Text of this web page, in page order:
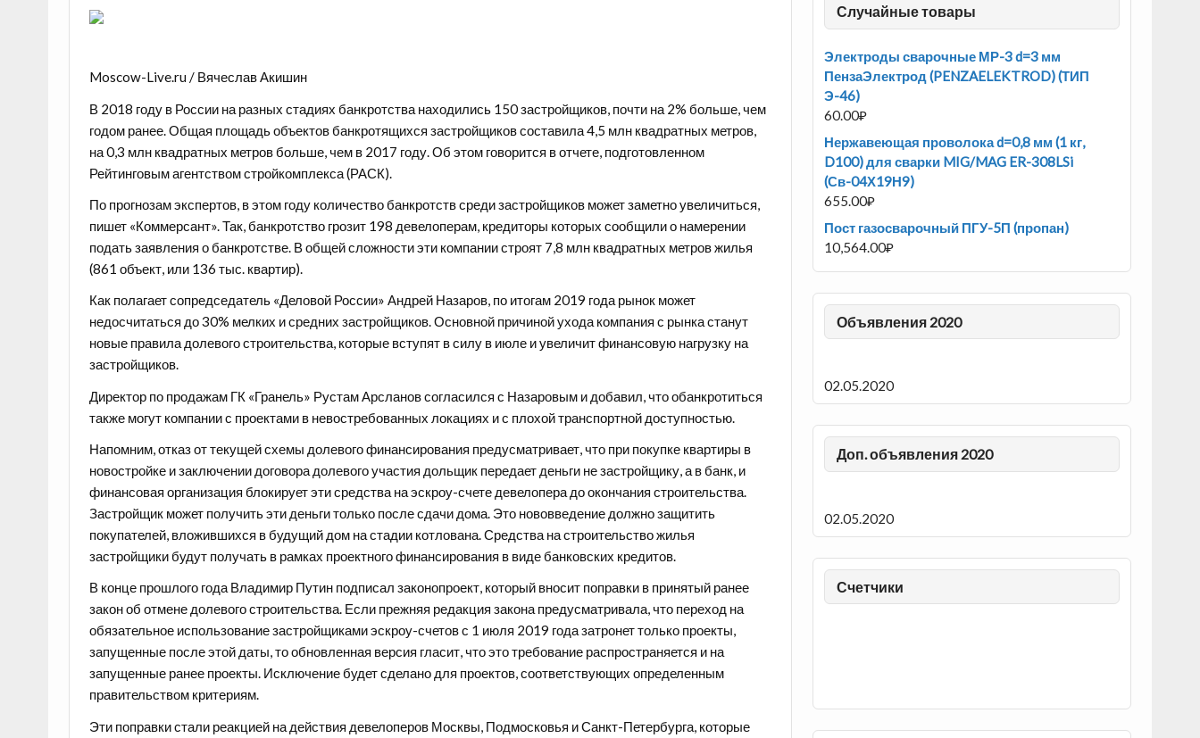
Moscow-Live.ru / Вячеслав Акишин
В 2018 году в России на разных стадиях банкротства находились 150 застройщиков, почти на 2% больше, чем
годом ранее. Общая площадь объектов банкротящихся застройщиков составила 4,5 млн квадратных метров,
на 0,3 млн квадратных метров больше, чем в 2017 году. Об этом говорится в отчете, подготовленном
Рейтинговым агентством стройкомплекса (РАСК).
По прогнозам экспертов, в этом году количество банкротств среди застройщиков может заметно увеличиться,
пишет «Коммерсант». Так, банкротство грозит 198 девелоперам, кредиторы которых сообщили о намерении
подать заявления о банкротстве. В общей сложности эти компании строят 7,8 млн квадратных метров жилья
(861 объект, или 136 тыс. квартир).
Как полагает сопредседатель «Деловой России» Андрей Назаров, по итогам 2019 года рынок может
недосчитаться до 30% мелких и средних застройщиков. Основной причиной ухода компания с рынка станут
новые правила долевого строительства, которые вступят в силу в июле и увеличит финансовую нагрузку на
застройщиков.
Директор по продажам ГК «Гранель» Рустам Арсланов согласился с Назаровым и добавил, что обанкротиться
также могут компании с проектами в невостребованных локациях и с плохой транспортной доступностью.
Напомним, отказ от текущей схемы долевого финансирования предусматривает, что при покупке квартиры в
новостройке и заключении договора долевого участия дольщик передает деньги не застройщику, а в банк, и
финансовая организация блокирует эти средства на эскроу-счете девелопера до окончания строительства.
Застройщик может получить эти деньги только после сдачи дома. Это нововведение должно защитить
покупателей, вложившихся в будущий дом на стадии котлована. Средства на строительство жилья
застройщики будут получать в рамках проектного финансирования в виде банковских кредитов.
В конце прошлого года Владимир Путин подписал законопроект, который вносит поправки в принятый ранее
закон об отмене долевого строительства. Если прежняя редакция закона предусматривала, что переход на
обязательное использование застройщиками эскроу-счетов с 1 июля 2019 года затронет только проекты,
запущенные после этой даты, то обновленная версия гласит, что это требование распространяется и на
запущенные ранее проекты. Исключение будет сделано для проектов, соответствующих определенным
правительством критериям.
Эти поправки стали реакцией на действия девелоперов Москвы, Подмосковья и Санкт-Петербурга, которые
Случайные товары
Электроды сварочные МР-3 d=3 мм
ПензаЭлектрод (PENZAELEKTROD) (ТИП
Э-46)
60.00₽
Нержавеющая проволока d=0,8 мм (1 кг,
D100) для сварки MIG/MAG ER-308LSi
(Св-04Х19Н9)
655.00₽
Пост газосварочный ПГУ-5П (пропан)
10,564.00₽
Объявления 2020
02.05.2020
Доп. объявления 2020
02.05.2020
Счетчики